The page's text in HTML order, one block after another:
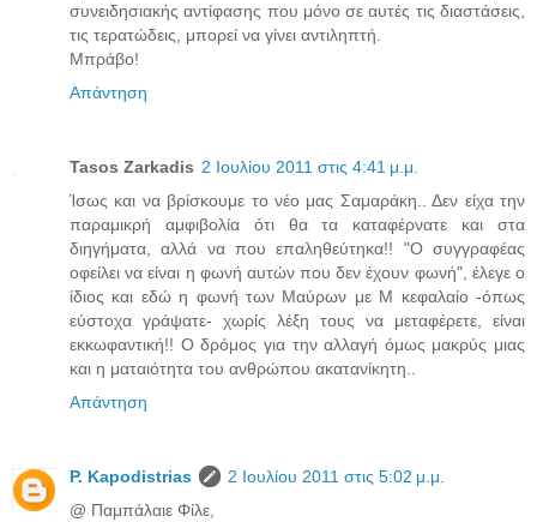
συνειδησιακής αντίφασης που μόνο σε αυτές τις διαστάσεις,
τις τερατώδεις, μπορεί να γίνει αντιληπτή.
Μπράβο!
Απάντηση
Tasos Zarkadis 2 Ιουλίου 2011 στις 4:41 μ.μ.
Ίσως και να βρίσκουμε το νέο μας Σαμαράκη.. Δεν είχα την
παραμικρή αμφιβολία ότι θα τα καταφέρνατε και στα
διηγήματα, αλλά να που επαληθεύτηκα!! "Ο συγγραφέας
οφείλει να είναι η φωνή αυτών που δεν έχουν φωνή", έλεγε ο
ίδιος και εδώ η φωνή των Μαύρων με Μ κεφαλαίο -όπως
εύστοχα γράψατε- χωρίς λέξη τους να μεταφέρετε, είναι
εκκωφαντική!! Ο δρόμος για την αλλαγή όμως μακρύς μιας
και η ματαιότητα του ανθρώπου ακατανίκητη..
Απάντηση
P. Kapodistrias
2 Ιουλίου 2011 στις 5:02 μ.μ.
@ Παμπάλαιε Φίλε,